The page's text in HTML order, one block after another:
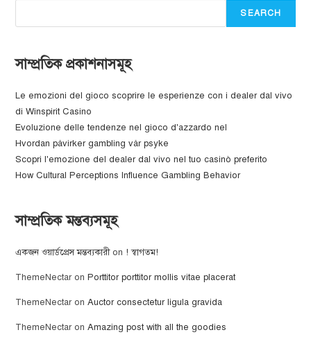
SEARCH
সাম্প্রতিক প্রকাশনাসমূহ
Le emozioni del gioco scoprire le esperienze con i dealer dal vivo
di Winspirit Casino
Evoluzione delle tendenze nel gioco d'azzardo nel
Hvordan påvirker gambling vår psyke
Scopri l'emozione del dealer dal vivo nel tuo casinò preferito
How Cultural Perceptions Influence Gambling Behavior
সাম্প্রতিক মন্তব্যসমূহ
একজন ওয়ার্ডপ্রেস মন্তব্যকারীon ! স্বাগতম!
ThemeNectaronPorttitor porttitor mollis vitae placerat
ThemeNectaronAuctor consectetur ligula gravida
ThemeNectaronAmazing post with all the goodies